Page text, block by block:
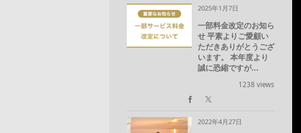
2025年1月7日
一部料金改定のお知ら
せ 平素よりご愛顧い
ただきありがとうござ
います。 本年度より
誠に恐縮ですが...
1238 views
2022年4月27日